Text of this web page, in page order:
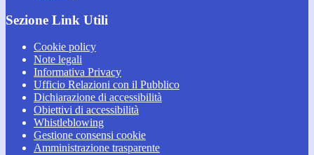
Sezione Link Utili
Cookie policy
Note legali
Informativa Privacy
Ufficio Relazioni con il Pubblico
Dichiarazione di accessibilità
Obiettivi di accessibilità
Whistleblowing
Gestione consensi cookie
Amministrazione trasparente